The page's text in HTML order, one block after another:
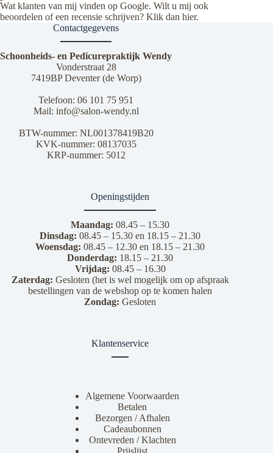
Wat klanten van mij vinden op Google. Wilt u mij ook
beoordelen of een recensie schrijven? Klik dan hier.
Contactgegevens
Schoonheids- en Pedicurepraktijk Wendy
Vonderstraat 28
7419BP Deventer (de Worp)
Telefoon: 06 101 75 951
Mail: info@salon-wendy.nl
BTW-nummer: NL001378419B20
KVK-nummer: 08137035
KRP-nummer: 5012
Openingstijden
Maandag:08.45 – 15.30
Dinsdag: 08.45 – 15.30 en 18.15 – 21.30
Woensdag: 08.45 – 12.30 en 18.15 – 21.30
Donderdag: 18.15 – 21.30
Vrijdag: 08.45 – 16.30
Zaterdag: Gesloten (het is wel mogelijk om op afspraak
bestellingen van de webshop op te komen halen
Zondag: Gesloten
Klantenservice
Algemene Voorwaarden
Betalen
Bezorgen / Afhalen
Cadeaubonnen
Ontevreden / Klachten